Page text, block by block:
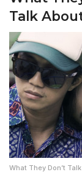
Talk
What They Don’t